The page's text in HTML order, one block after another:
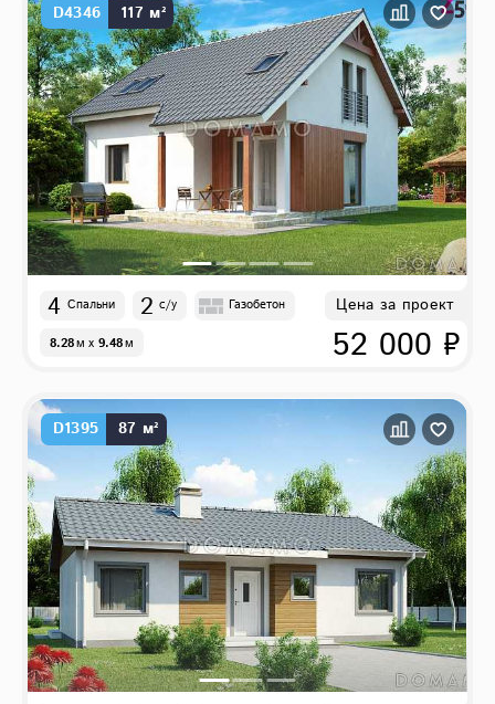
D4346 117 м²
4 Спальни 2 с/у Газобетон
8.28м x 9.48м
Цена за проект
52 000 ₽
D1395 87 м²